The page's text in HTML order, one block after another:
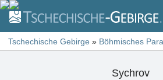
Tschechische Gebirge » Böhmisches
Sychrov